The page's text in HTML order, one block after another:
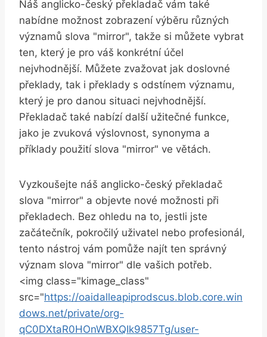
Náš anglicko-český překladač‌ vám také
nabídne možnost‌ zobrazení výběru různých
významů slova "mirror", takže si můžete ⁤vybrat​
ten, který ​je‌ pro váš konkrétní účel
nejvhodnější. Můžete​ zvažovat jak ‌doslovné ​
překlady, tak i⁣ překlady s odstínem ⁤významu,
který je pro danou situaci ⁤nejvhodnější.⁢
Překladač také nabízí další užitečné funkce,⁤
jako je ⁤zvuková výslovnost,⁢ synonyma a
příklady použití slova "mirror" ve větách.
Vyzkoušejte náš anglicko-český překladač
⁣slova⁤ "mirror" a objevte nové možnosti při
překladech.⁢ Bez​ ohledu na to, ‍jestli⁢ jste
⁤začátečník, pokročilý uživatel nebo profesionál,
tento nástroj vám pomůže‌ najít ten ‌správný
význam slova "mirror" dle vašich potřeb.
<img class="kimage_class" ​
src="https://oaidalleapiprodscus.blob.core.win
dows.net/private/org-
qC0DXtaR0HOnWBXQIk9857Tg/user-